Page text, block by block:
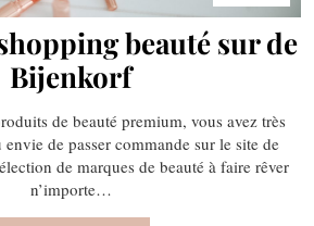
beauté sur de
Bijenkorf
de beauté premium, vous avez très
de passer commande sur le site de
de marques de beauté à faire rêver
n’importe…